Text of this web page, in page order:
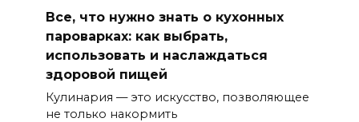
Все, что нужно знать о кухонных
пароварках: как выбрать,
использовать и наслаждаться
здоровой пищей
Кулинария — это искусство, позволяющее
не только накормить